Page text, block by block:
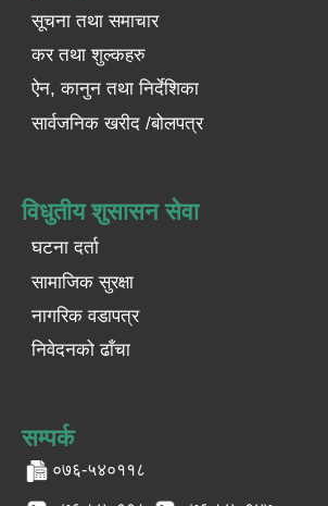
सूचना तथा समाचार
कर तथा शुल्कहरु
ऐन, कानुन तथा निर्देशिका
सार्वजनिक खरीद /बोलपत्र
विधुतीय शुसासन सेवा
घटना दर्ता
सामाजिक सुरक्षा
नागरिक वडापत्र
निवेदनको ढाँचा
सम्पर्क
०७६-५४०११८